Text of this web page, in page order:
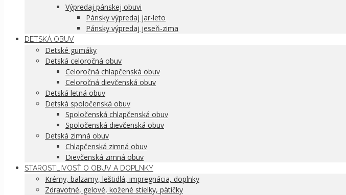
Výpredaj pánskej obuvi
Pánsky výpredaj jar-leto
Pánsky výpredaj jeseň-zima
DETSKÁ OBUV
Detské gumáky
Detská celoročná obuv
Celoročná chlapčenská obuv
Celoročná dievčenská obuv
Detská letná obuv
Detská spoločenská obuv
Spoločenská chlapčenská obuv
Spoločenská dievčenská obuv
Detská zimná obuv
Chlapčenská zimná obuv
Dievčenská zimná obuv
STAROSTLIVOSŤ O OBUV A DOPLNKY
Krémy, balzamy, leštidlá, impregnácia, doplnky
Zdravotné, gelové, kožené stielky, pätičky